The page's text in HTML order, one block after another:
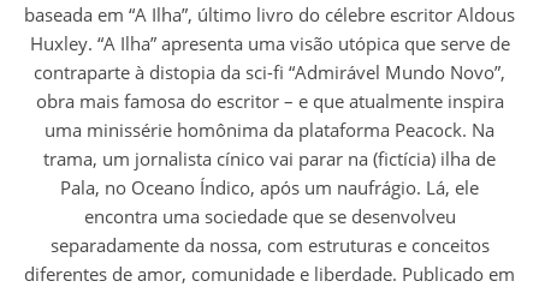
baseada em “A Ilha”, último livro do célebre escritor Aldous
Huxley. “A Ilha” apresenta uma visão utópica que serve de
contraparte à distopia da sci-fi “Admirável Mundo Novo”,
obra mais famosa do escritor – e que atualmente inspira
uma minissérie homônima da plataforma Peacock. Na
trama, um jornalista cínico vai parar na (fictícia) ilha de
Pala, no Oceano Índico, após um naufrágio. Lá, ele
encontra uma sociedade que se desenvolveu
separadamente da nossa, com estruturas e conceitos
diferentes de amor, comunidade e liberdade. Publicado em